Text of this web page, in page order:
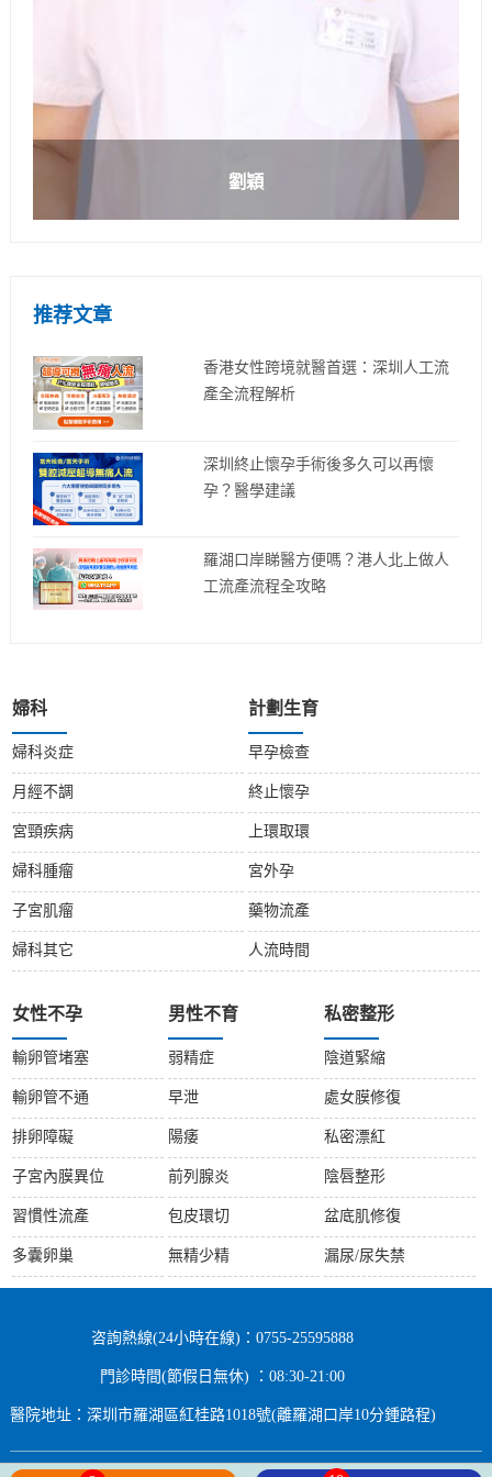
劉穎
推荐文章
香港女性跨境就醫首選：深圳人工流
產全流程解析
深圳終止懷孕手術後多久可以再懷
孕？醫學建議
羅湖口岸睇醫方便嗎？港人北上做人
工流產流程全攻略
婦科
婦科炎症
月經不調
宮頸疾病
婦科腫瘤
子宮肌瘤
婦科其它
計劃生育
早孕檢查
終止懷孕
上環取環
宮外孕
藥物流產
人流時間
女性不孕
輸卵管堵塞
輸卵管不通
排卵障礙
子宮內膜異位
習慣性流產
多囊卵巢
男性不育
弱精症
早泄
陽痿
前列腺炎
包皮環切
無精少精
私密整形
陰道緊縮
處女膜修復
私密漂紅
陰唇整形
盆底肌修復
漏尿/尿失禁
咨詢熱線(24小時在線)：0755-25595888
門診時間(節假日無休) ：08:30-21:00
醫院地址：深圳市羅湖區紅桂路1018號(離羅湖口岸10分鍾路程)